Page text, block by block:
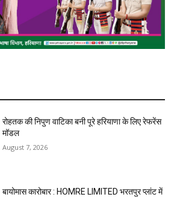
रोहतक की निपुण वाटिका बनी पूरे हरियाणा के लिए रेफरेंस
मॉडल
August 7, 2026
बायोमास कारोबार : HOMRE LIMITED भरतपुर प्लांट में